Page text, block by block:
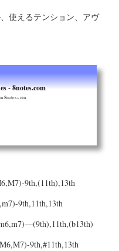
使えるテンション、アヴ
- 8notes.com
8notes.com
9th,(11th),13th
9th,11th,13th
9th,#11th,13th